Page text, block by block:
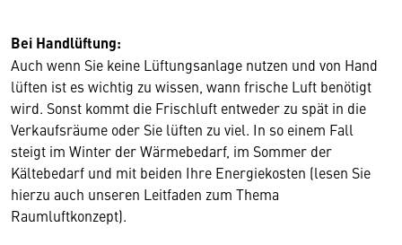
Bei Handlüftung:
Auch wenn Sie keine Lüftungsanlage nutzen und von Hand
lüften ist es wichtig zu wissen, wann frische Luft benötigt
wird. Sonst kommt die Frischluft entweder zu spät in die
Verkaufsräume oder Sie lüften zu viel. In so einem Fall
steigt im Winter der Wärmebedarf, im Sommer der
Kältebedarf und mit beiden Ihre Energiekosten (lesen Sie
hierzu auch unseren Leitfaden zum Thema
Raumluftkonzept).